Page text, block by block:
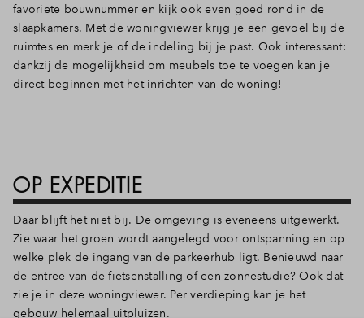
favoriete bouwnummer en kijk ook even goed rond in de
slaapkamers. Met de woningviewer krijg je een gevoel bij de
ruimtes en merk je of de indeling bij je past. Ook interessant:
dankzij de mogelijkheid om meubels toe te voegen kan je
direct beginnen met het inrichten van de woning!
OP EXPEDITIE
Daar blijft het niet bij. De omgeving is eveneens uitgewerkt.
Zie waar het groen wordt aangelegd voor ontspanning en op
welke plek de ingang van de parkeerhub ligt. Benieuwd naar
de entree van de fietsenstalling of een zonnestudie? Ook dat
zie je in deze woningviewer. Per verdieping kan je het
gebouw helemaal uitpluizen.